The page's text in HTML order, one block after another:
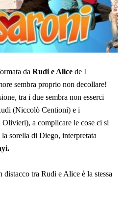
da Rudi e Alice de I
sembra proprio non decollare!
tra i due sembra non esserci
(Niccolò Centioni) e i
a complicare le cose ci si
la sorella di Diego, interpretata
.
tra Rudi e Alice è la stessa